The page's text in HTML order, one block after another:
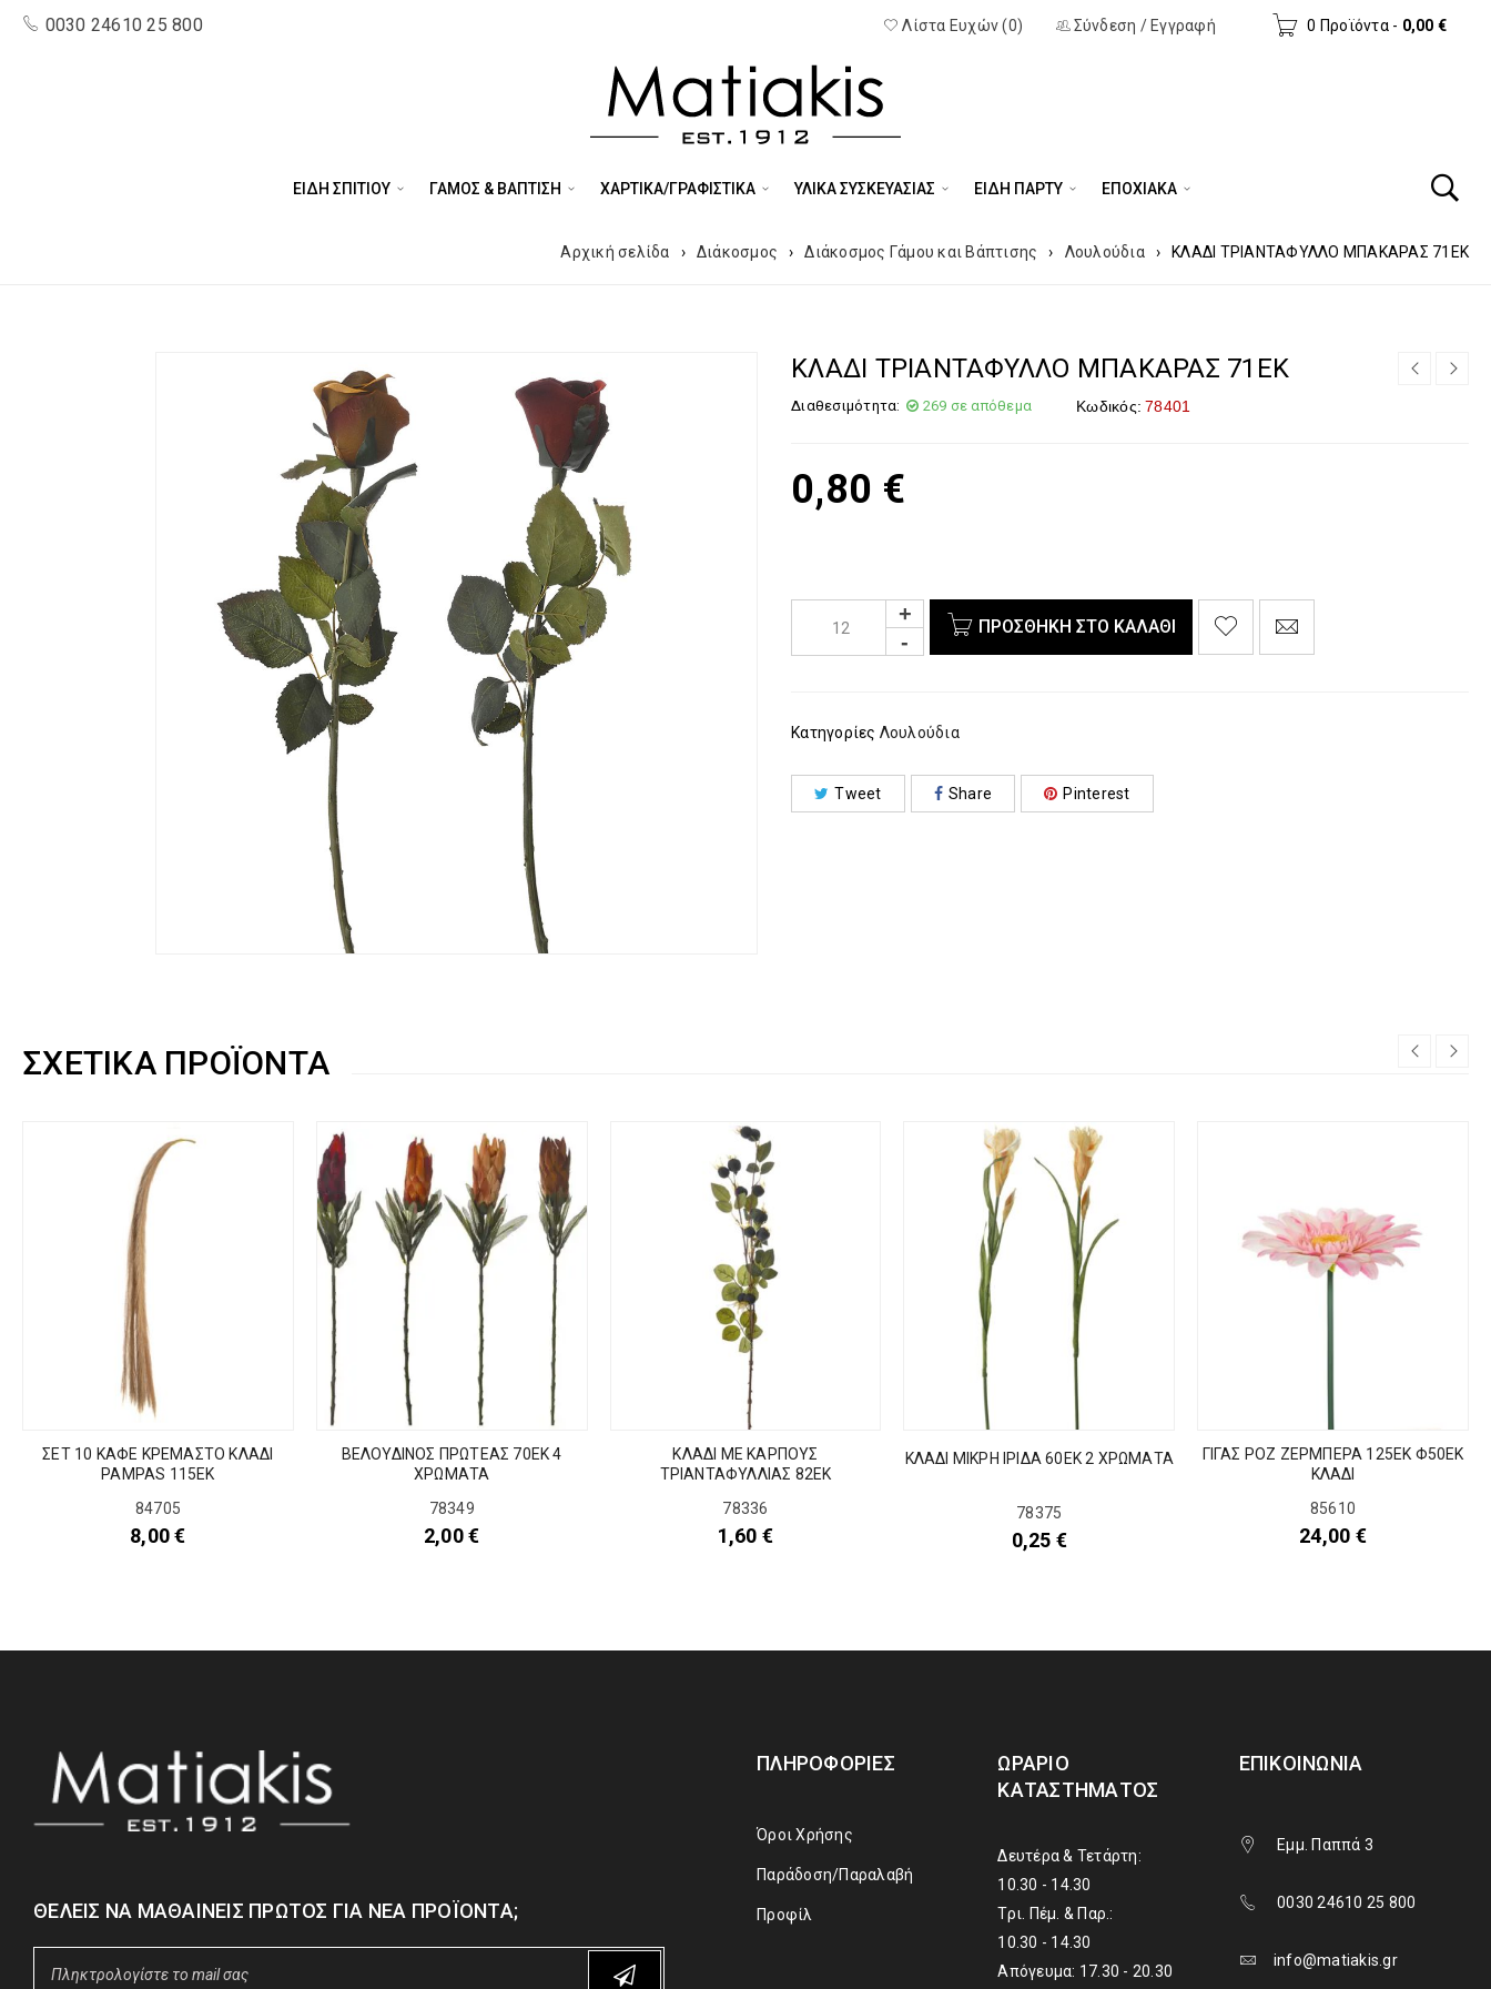
0030 24610 25 800 0 Προϊόντα - 0,00 €
Σύνδεση / Εγγραφή
Λίστα Ευχών (0)
ΕΙΔΗ ΣΠΙΤΙΟΥ ΓΑΜΟΣ & ΒΑΠΤΙΣΗ ΧΑΡΤΙΚΑ/ΓΡΑΦΙΣΤΙΚΑ ΥΛΙΚΑ ΣΥΣΚΕΥΑΣΙΑΣ ΕΊΔΗ ΠΆΡΤΥ ΕΠΟΧΙΑΚΑ
Αρχική σελίδα › Διάκοσμος › Διάκοσμος Γάμου και Βάπτισης › Λουλούδια › ΚΛΑΔΙ ΤΡΙΑΝΤΑΦΥΛΛΟ ΜΠΑΚΑΡΑΣ 71EK
ΚΛΑΔΙ ΤΡΙΑΝΤΑΦΥΛΛΟ ΜΠΑΚΑΡΑΣ 71EK
Διαθεσιμότητα: 269 σε απόθεμα Κωδικός: 78401
0,80 €
ΠΡΟΣΘΉΚΗ ΣΤΟ ΚΑΛΆΘΙ
Κατηγορίες Λουλούδια
Tweet Share Pinterest
ΣΧΕΤΙΚΆ ΠΡΟΪΌΝΤΑ
ΣΕΤ 10 ΚΑΦΕ ΚΡΕΜΑΣΤΟ ΚΛΑΔΙ
PAMPAS 115ΕΚ
84705
8,00€
ΒΕΛΟΥΔΙΝΟΣ ΠΡΩΤΕΑΣ 70ΕΚ 4
ΧΡΩΜΑΤΑ
78349
2,00€
ΚΛΑΔΙ ΜΕ ΚΑΡΠΟΥΣ
ΤΡΙΑΝΤΑΦΥΛΛΙΑΣ 82EK
78336
1,60 €
ΚΛΑΔΙ ΜΙΚΡΗ ΙΡΙΔΑ 60ΕΚ 2 ΧΡΩΜΑΤΑ
78375
0,25 €
ΓΙΓΑΣ ΡΟΖ ΖΕΡΜΠΕΡΑ 125ΕΚ Φ50ΕΚ
ΚΛΑΔΙ
85610
24,00 €
ΘΈΛΕΙΣ ΝΑ ΜΑΘΑΊΝΕΙΣ ΠΡΏΤΟΣ ΓΙΑ ΝΈΑ ΠΡΟΪΌΝΤΑ;
ΠΛΗΡΟΦΟΡΊΕΣ
Όροι Χρήσης
Παράδοση/Παραλαβή
Προφίλ
ΩΡΆΡΙΟ
ΚΑΤΑΣΤΉΜΑΤΟΣ
Δευτέρα & Τετάρτη:
10.30 - 14.30
Τρι. Πέμ. & Παρ.:
10.30 - 14.30
Απόγευμα: 17.30 - 20.30
ΕΠΙΚΟΙΝΩΝΊΑ
Εμμ. Παππά 3
0030 24610 25 800
info@matiakis.gr